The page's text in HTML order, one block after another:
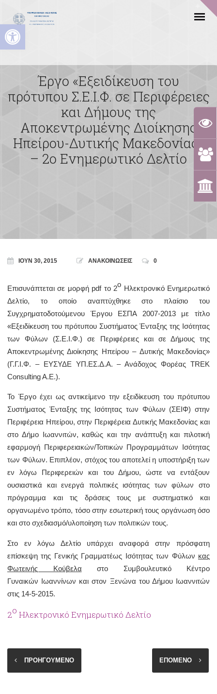
Ανοίξτε τη γραμμή εργαλείων
Έργο «Εξειδίκευση του
πρότυπου Σ.Ε.Ι.Φ. σε Περιφέρειες
και Δήμους της
Αποκεντρωμένης Διοίκησης
Ηπείρου-Δυτικής Μακεδονίας»
– 2o Ενημερωτικό Δελτίο
ΙΟΎΝ 30, 2015 ΑΝΑΚΟΙΝΩΣΕΙΣ 0
Επισυνάπτεται σε μορφή pdf το 2ο Ηλεκτρονικό Ενημερωτικό
Δελτίο, το οποίο αναπτύχθηκε στο πλαίσιο του
Συγχρηματοδοτούμενου Έργου ΕΣΠΑ 2007-2013 με τίτλο
«Εξειδίκευση του πρότυπου Συστήματος Ένταξης της Ισότητας
των Φύλων (Σ.Ε.Ι.Φ.) σε Περιφέρειες και σε Δήμους της
Αποκεντρωμένης Διοίκησης Ηπείρου – Δυτικής Μακεδονίας»
(Γ.Γ.Ι.Φ. – ΕΥΣΥΔΕ ΥΠ.ΕΣ.Δ.Α. – Ανάδοχος Φορέας TREK
Consulting A.E.).
Το Έργο έχει ως αντικείμενο την εξειδίκευση του πρότυπου
Συστήματος Ένταξης της Ισότητας των Φύλων (ΣΕΙΦ) στην
Περιφέρεια Ηπείρου, στην Περιφέρεια Δυτικής Μακεδονίας και
στο Δήμο Ιωαννιτών, καθώς και την ανάπτυξη και πιλοτική
εφαρμογή Περιφερειακών/Τοπικών Προγραμμάτων Ισότητας
των Φύλων. Επιπλέον, στόχος του αποτελεί η υποστήριξη των
εν λόγω Περιφερειών και του Δήμου, ώστε να εντάξουν
ουσιαστικά και ενεργά πολιτικές ισότητας των φύλων στο
πρόγραμμα και τις δράσεις τους με συστηματικό και
οργανωμένο τρόπο, τόσο στην εσωτερική τους οργάνωση όσο
και στο σχεδιασμό/υλοποίηση των πολιτικών τους.
Στο εν λόγω Δελτίο υπάρχει αναφορά στην πρόσφατη
επίσκεψη της Γενικής Γραμματέως Ισότητας των Φύλων κας
Φωτεινής Κούβελα στο Συμβουλευτικό Κέντρο
Γυναικών Ιωαννίνων και στον Ξενώνα του Δήμου Ιωαννιτών
στις 14-5-2015.
2ο Ηλεκτρονικό Ενημερωτικό Δελτίο
ΠΡΟΗΓΟΥΜΕΝΟ ΕΠΟΜΕΝΟ